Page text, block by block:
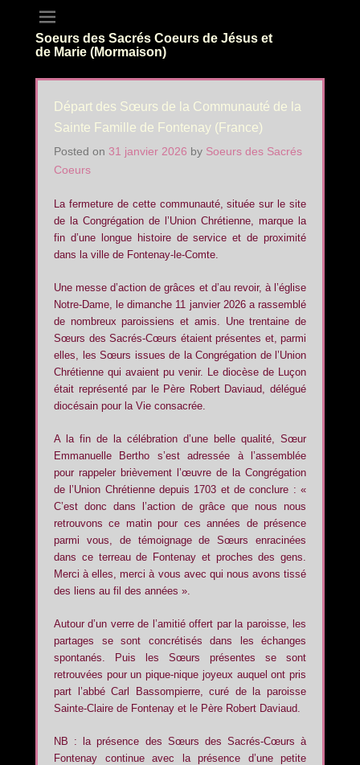
Soeurs des Sacrés Coeurs de Jésus et
de Marie (Mormaison)
Départ des Sœurs de la Communauté de la
Sainte Famille de Fontenay (France)
Posted on 31 janvier 2026 by Soeurs des Sacrés
Coeurs
La fermeture de cette communauté, située sur le site
de la Congrégation de l’Union Chrétienne, marque la
fin d’une longue histoire de service et de proximité
dans la ville de Fontenay-le-Comte.
Une messe d’action de grâces et d’au revoir, à l’église
Notre-Dame, le dimanche 11 janvier 2026 a rassemblé
de nombreux paroissiens et amis. Une trentaine de
Sœurs des Sacrés-Cœurs étaient présentes et, parmi
elles, les Sœurs issues de la Congrégation de l’Union
Chrétienne qui avaient pu venir. Le diocèse de Luçon
était représenté par le Père Robert Daviaud, délégué
diocésain pour la Vie consacrée.
A la fin de la célébration d’une belle qualité, Sœur
Emmanuelle Bertho s’est adressée à l’assemblée
pour rappeler brièvement l’œuvre de la Congrégation
de l’Union Chrétienne depuis 1703 et de conclure : «
C’est donc dans l’action de grâce que nous nous
retrouvons ce matin pour ces années de présence
parmi vous, de témoignage de Sœurs enracinées
dans ce terreau de Fontenay et proches des gens.
Merci à elles, merci à vous avec qui nous avons tissé
des liens au fil des années ».
Autour d’un verre de l’amitié offert par la paroisse, les
partages se sont concrétisés dans les échanges
spontanés. Puis les Sœurs présentes se sont
retrouvées pour un pique-nique joyeux auquel ont pris
part l’abbé Carl Bassompierre, curé de la paroisse
Sainte-Claire de Fontenay et le Père Robert Daviaud.
NB : la présence des Sœurs des Sacrés-Cœurs à
Fontenay continue avec la présence d’une petite